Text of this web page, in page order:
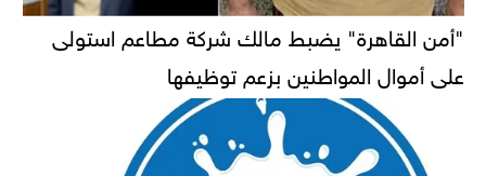
"أمن القاهرة" يضبط مالك شركة مطاعم استولى
على أموال المواطنين بزعم توظيفها